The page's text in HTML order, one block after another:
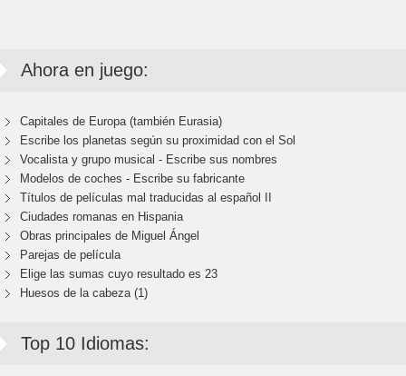
Ahora en juego:
Capitales de Europa (también Eurasia)
Escribe los planetas según su proximidad con el Sol
Vocalista y grupo musical - Escribe sus nombres
Modelos de coches - Escribe su fabricante
Títulos de películas mal traducidas al español II
Ciudades romanas en Hispania
Obras principales de Miguel Ángel
Parejas de película
Elige las sumas cuyo resultado es 23
Huesos de la cabeza (1)
Top 10 Idiomas: